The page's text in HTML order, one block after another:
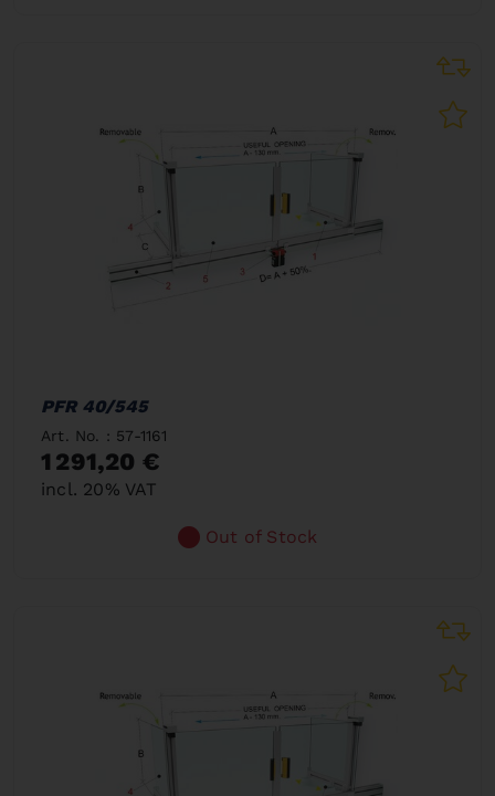
PFR 40/545
Art. No. : 57-1161
1 291,20 €
incl. 20% VAT
Out of Stock